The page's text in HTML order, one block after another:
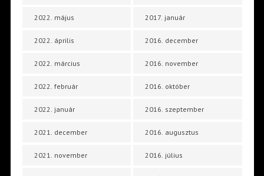
2022. május
2022. április
2022. március
2022. február
2022. január
2021. december
2021. november
2017. január
2016. december
2016. november
2016. október
2016. szeptember
2016. augusztus
2016. július